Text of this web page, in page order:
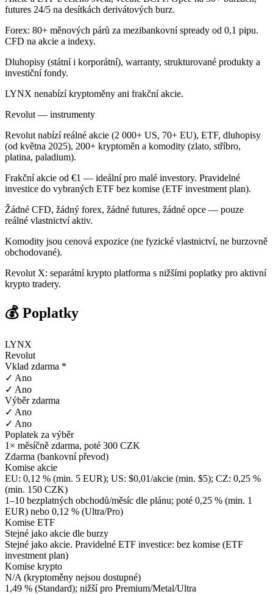
futures 24/5 na desítkách derivátových burz.
Forex: 80+ měnových párů za mezibankovní spready od 0,1 pipu.
CFD na akcie a indexy.
Dluhopisy (státní i korporátní), warranty, strukturované produkty a
investiční fondy.
LYNX nenabízí kryptoměny ani frakční akcie.
Revolut — instrumenty
Revolut nabízí reálné akcie (2 000+ US, 70+ EU), ETF, dluhopisy
(od května 2025), 200+ kryptoměn a komodity (zlato, stříbro,
platina, paladium).
Frakční akcie od €1 — ideální pro malé investory. Pravidelné
investice do vybraných ETF bez komise (ETF investment plan).
Žádné CFD, žádný forex, žádné futures, žádné opce — pouze
reálné vlastnictví aktiv.
Komodity jsou cenová expozice (ne fyzické vlastnictví, ne burzovně
obchodované).
Revolut X: separátní krypto platforma s nižšími poplatky pro aktivní
krypto tradery.
💰 Poplatky
LYNX
Revolut
Vklad zdarma *
✓ Ano
✓ Ano
Výběr zdarma
✓ Ano
✓ Ano
Poplatek za výběr
1× měsíčně zdarma, poté 300 CZK
Zdarma (bankovní převod)
Komise akcie
EU: 0,12 % (min. 5 EUR); US: $0,01/akcie (min. $5); CZ: 0,25 %
(min. 150 CZK)
1–10 bezplatných obchodů/měsíc dle plánu; poté 0,25 % (min. 1
EUR) nebo 0,12 % (Ultra/Pro)
Komise ETF
Stejné jako akcie dle burzy
Stejné jako akcie. Pravidelné ETF investice: bez komise (ETF
investment plan)
Komise krypto
N/A (kryptoměny nejsou dostupné)
1,49 % (Standard); nižší pro Premium/Metal/Ultra